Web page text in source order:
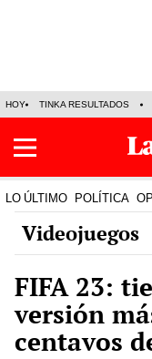
HOY TINKA RESULTADOS
LO ÚLTIMO POLÍTICA
Videojuegos
FIFA 23:
versión
centavos